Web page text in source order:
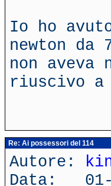
Io ho
newton da
non aveva
riuscivo a
Re: Ai possessori del 114
Autore:
Data: 01-